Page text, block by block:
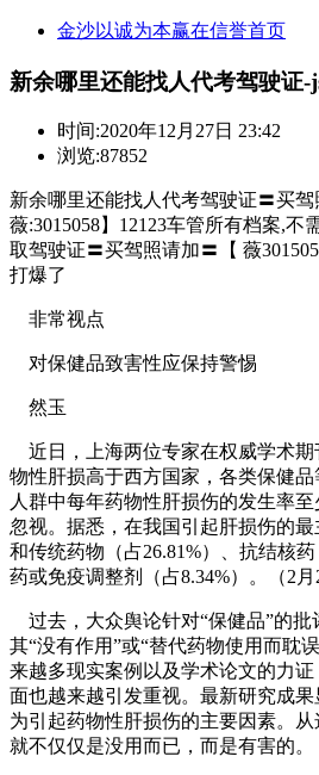
金沙以诚为本赢在信誉首页
新余哪里还能找人代考驾驶证-
时间:2020年12月27日 23:42
浏览:87852
新余哪里还能找人代考驾驶证〓买驾
薇:3015058】12123车管所有档案,不
取驾驶证〓买驾照请加〓【 薇
打爆了
非常视点
对保健品致害性应保持警惕
然玉
近日，上海两位专家在权威学术期
物性肝损高于西方国家，各类保健品
人群中每年药物性肝损伤的发生率至
忽视。据悉，在我国引起肝损伤的
和传统药物（占26.81%）、抗结核
药或免疫调整剂（占8.34%）。（2月
过去，大众舆论针对“保健品”的批
其“没有作用”或“替代药物使用而耽
来越多现实案例以及学术论文的力
面也越来越引发重视。最新研究成
为引起药物性肝损伤的主要因素。
就不仅仅是没用而已，而是有害的。